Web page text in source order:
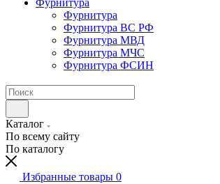
Фурнитура
Фурнитура
Фурнитура ВС РФ
Фурнитура МВД
Фурнитура МЧС
Фурнитура ФСИН
Каталог
По всему сайту
По каталогу
Избранные товары 0